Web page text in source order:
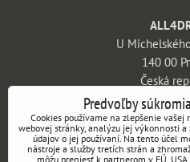
U
140 00
Česká
Obchodné
Predvoľby súkromia
Cookies používame na zlepšenie vašej
webovej stránky, analýzu jej výkonnosti a
údajov o jej používaní. Na tento účel
nástroje a služby tretích strán a
môžu preniesť k partnerom v EÚ,